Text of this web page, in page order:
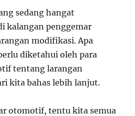
sedang hangat
kalangan penggemar
modifikasi. Apa
diketahui oleh para
tentang larangan
kita bahas lebih lanjut.
otomotif, tentu kita semua